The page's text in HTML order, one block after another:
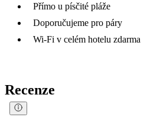
Přímo u písčité pláže
Doporučujeme pro páry
Wi-Fi v celém hotelu zdarma
Recenze